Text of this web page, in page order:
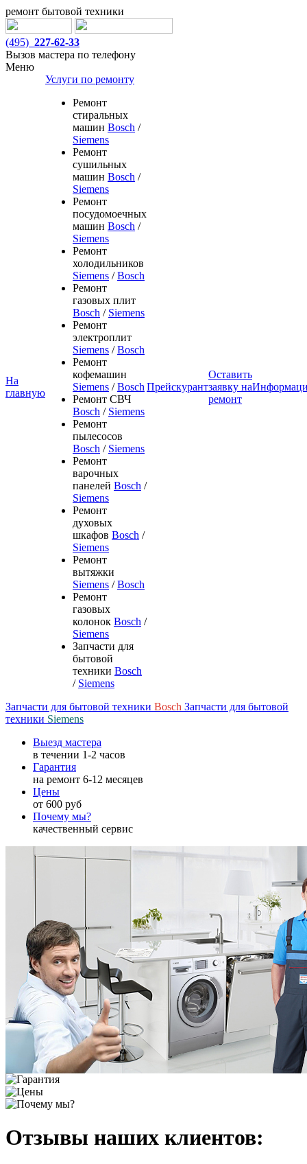
ремонт бытовой техники
(495) 227-62-33
Вызов мастера по телефону
Меню
На
главную
Услуги по ремонту
Ремонт
стиральных
машин Bosch /
Siemens
Ремонт
сушильных
машин Bosch /
Siemens
Ремонт
посудомоечных
машин Bosch /
Siemens
Ремонт
холодильников
Siemens /Bosch
Ремонт
газовых плит
Bosch / Siemens
Ремонт
электроплит
Siemens /Bosch
Ремонт
кофемашин
Siemens /Bosch
Ремонт СВЧ
Bosch / Siemens
Ремонт
пылесосов
Bosch / Siemens
Ремонт
варочных
панелей Bosch /
Siemens
Ремонт
духовых
шкафов Bosch /
Siemens
Ремонт
вытяжки
Siemens /Bosch
Ремонт
газовых
колонок Bosch /
Siemens
Запчасти для
бытовой
техники Bosch
/ Siemens
Прейскурант
Оставить
заявку на
ремонт
Запчасти для бытовой техники Bosch Запчасти для бытовой
техники Siemens
Выезд мастера
в течении 1-2 часов
Гарантия
на ремонт 6-12 месяцев
Цены
от 600 руб
Почему мы?
качественный сервис
Отзывы наших клиентов: